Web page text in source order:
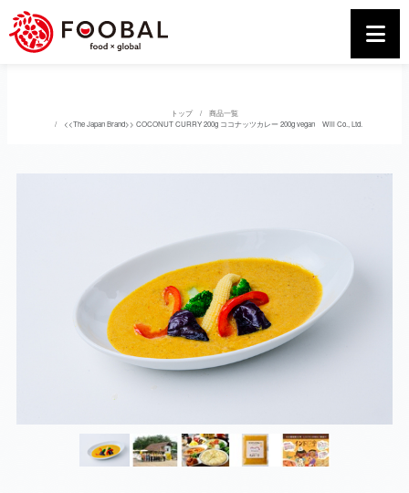
トップ
商品一覧
<<The Japan Brand>> COCONUT CURRY 200g ココナッツカレー 200g vegan Will Co., Ltd.